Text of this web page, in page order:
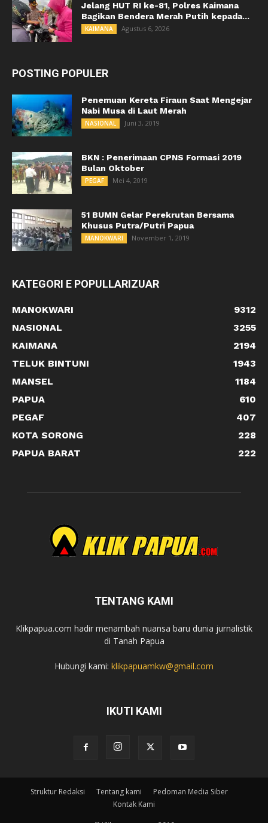
Jelang HUT RI ke-81, Polres Kaimana
Bagikan Bendera Merah Putih kepada...
KAIMANA Agustus 6, 2026
POSTING POPULER
Penemuan Kereta Firaun Saat Mengejar
Nabi Musa di Laut Merah
NASIONAL Juni 3, 2019
BKN : Penerimaan CPNS Formasi 2019
Bulan Oktober
PEGAF Mei 4, 2019
51 BUMN Gelar Perekrutan Bersama
Khusus Putra/Putri Papua
MANOKWARI November 1, 2019
KATEGORI E POPULLARIZUAR
MANOKWARI
9312
NASIONAL
3255
KAIMANA
2194
TELUK BINTUNI
1943
MANSEL
1184
PAPUA
610
PEGAF
407
KOTA SORONG
228
PAPUA BARAT
222
TENTANG KAMI
Klikpapua.com hadir menambah nuansa baru dunia jurnalistik
di Tanah Papua
Hubungi kami: klikpapuamkw@gmail.com
IKUTI KAMI
Struktur Redaksi Tentang kami
Pedoman Media Siber
Kontak Kami